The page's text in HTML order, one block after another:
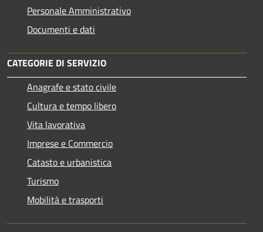
Personale Amministrativo
Documenti e dati
CATEGORIE DI SERVIZIO
Anagrafe e stato civile
Cultura e tempo libero
Vita lavorativa
Imprese e Commercio
Catasto e urbanistica
Turismo
Mobilità e trasporti